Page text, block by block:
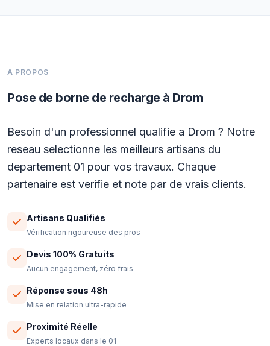
A PROPOS
Pose de borne de recharge à Drom
Besoin d'un professionnel qualifie a Drom ? Notre
reseau selectionne les meilleurs artisans du
departement 01 pour vos travaux. Chaque
partenaire est verifie et note par de vrais clients.
Artisans Qualifiés
Vérification rigoureuse des pros
Devis 100% Gratuits
Aucun engagement, zéro frais
Réponse sous 48h
Mise en relation ultra-rapide
Proximité Réelle
Experts locaux dans le 01